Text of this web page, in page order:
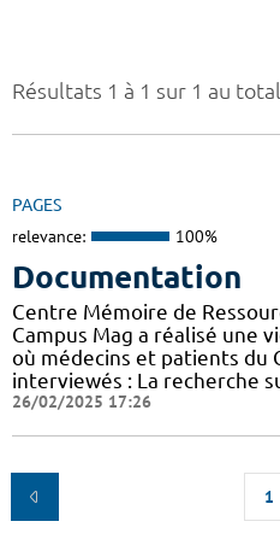
Résultats 1 à 1 sur 1 au total
PAGES
relevance: 100%
Documentation
Centre Mémoire de
Campus Mag a réalisé une
où médecins et patients du
interviewés : La recherche
26/02/2025 17:26
1